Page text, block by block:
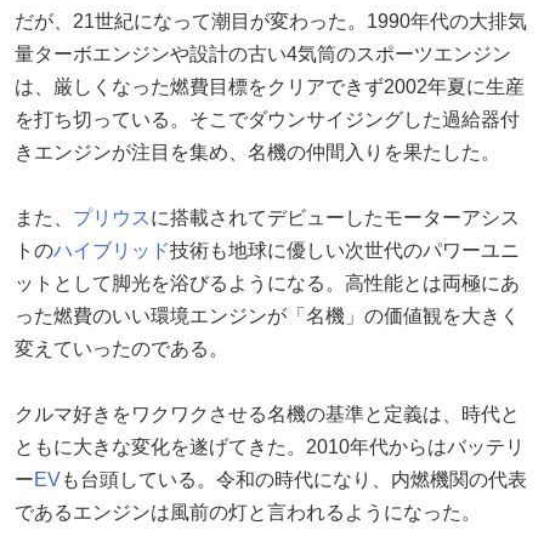
だが、21世紀になって潮目が変わった。1990年代の大排気
量ターボエンジンや設計の古い4気筒のスポーツエンジン
は、厳しくなった燃費目標をクリアできず2002年夏に生産
を打ち切っている。そこでダウンサイジングした過給器付
きエンジンが注目を集め、名機の仲間入りを果たした。
また、 プリウス に搭載されてデビューしたモーターアシス
トのハイブリッド技術も地球に優しい次世代のパワーユニ
ットとして脚光を浴びるようになる。高性能とは両極にあ
った燃費のいい環境エンジンが「名機」の価値観を大きく
変えていったのである。
クルマ好きをワクワクさせる名機の基準と定義は、時代と
ともに大きな変化を遂げてきた。2010年代からはバッテリ
ーEVも台頭している。令和の時代になり、内燃機関の代表
であるエンジンは風前の灯と言われるようになった。